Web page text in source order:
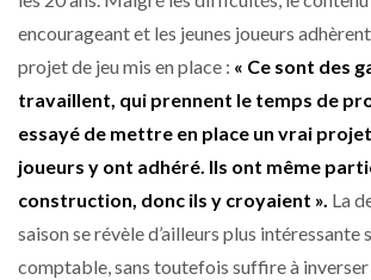
encourageant et les jeunes joueurs
projet de jeu mis en place : « Ce sont des
travaillent, qui prennent le temps de
essayé de mettre en place un vrai
joueurs y ont adhéré. Ils ont même
construction, donc ils y croyaient ». La
saison se révèle d’ailleurs plus intéressante
comptable, sans toutefois suffire à inverser